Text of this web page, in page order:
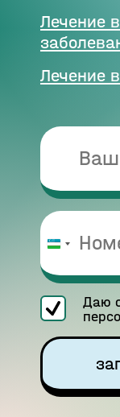
Лечение
Лечение
Даю